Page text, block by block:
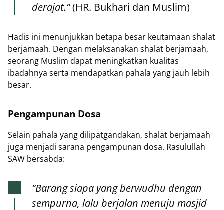
derajat.”(HR. Bukhari dan Muslim)
Hadis ini menunjukkan betapa besar keutamaan shalat
berjamaah. Dengan melaksanakan shalat berjamaah,
seorang Muslim dapat meningkatkan kualitas
ibadahnya serta mendapatkan pahala yang jauh lebih
besar.
Pengampunan Dosa
Selain pahala yang dilipatgandakan, shalat berjamaah
juga menjadi sarana pengampunan dosa. Rasulullah
SAW bersabda:
“Barang siapa yang berwudhu dengan
sempurna, lalu berjalan menuju masjid